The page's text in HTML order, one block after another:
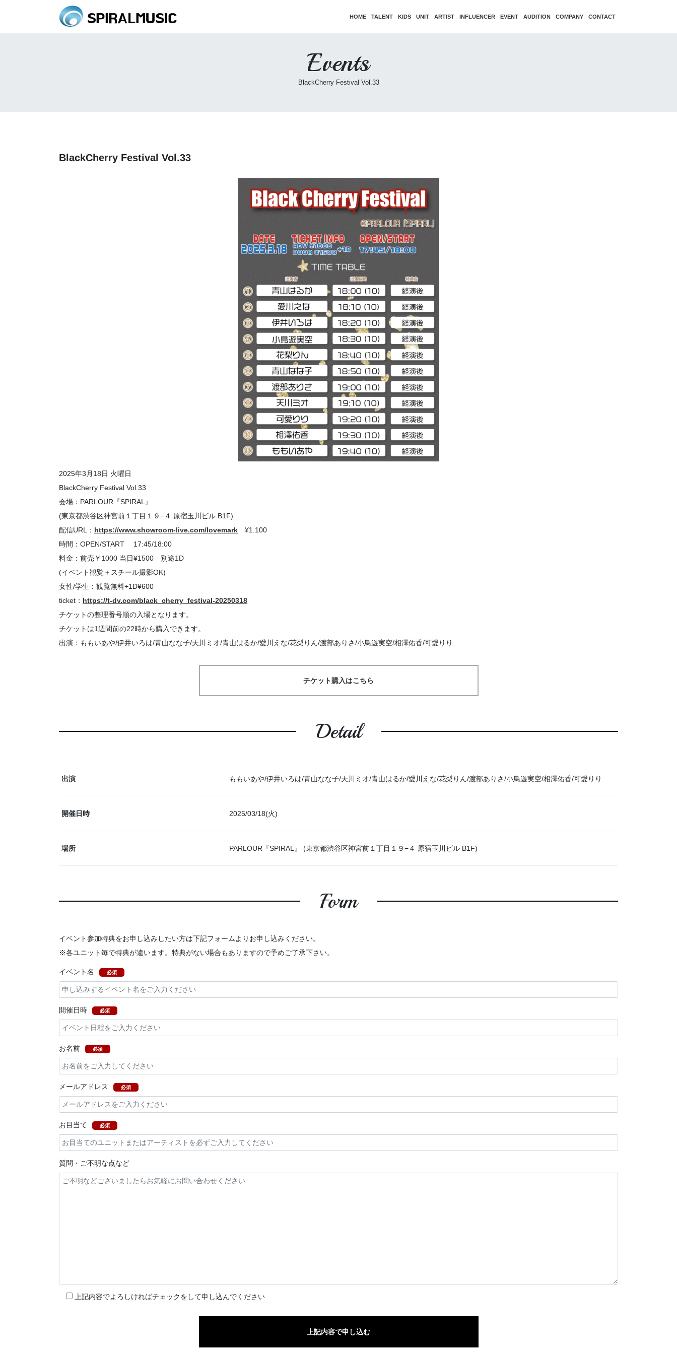
HOME TALENT KIDS UNIT ARTIST INFLUENCER EVENT AUDITION COMPANY CONTACT
Events
BlackCherry Festival Vol.33
BlackCherry Festival Vol.33
2025年3月18日 火曜日
BlackCherry Festival Vol.33
会場：PARLOUR『SPIRAL』
(東京都渋谷区神宮前１丁目１９−４ 原宿玉川ビル B1F)
配信URL： https://www.showroom-live.com/lovemark ¥1.100
時間：OPEN/START 17:45/18:00
料金：前売￥1000 当日¥1500 別途1D
(イベント観覧＋スチール撮影OK)
女性/学生：観覧無料+1D¥600
ticket： https://t-dv.com/black_cherry_festival-20250318
チケットの整理番号順の入場となります。
チケットは1週間前の22時から購入できます。
出演：ももいあや/伊井いろは/青山なな子/天川ミオ/青山はるか/愛川えな/花梨りん/渡部ありさ/小鳥遊実空/相澤佑香/可愛りり
チケット購入はこちら
Detail
出演 ももいあや/伊井いろは/青山なな子/天川ミオ/青山はるか/愛川えな/花梨りん/渡部ありさ/小鳥遊実空/相澤佑香/可愛りり
開催日時 2025/03/18(火)
場所 PARLOUR『SPIRAL』 (東京都渋谷区神宮前１丁目１９−４ 原宿玉川ビル B1F)
Form
イベント参加特典をお申し込みしたい方は下記フォームよりお申し込みください。
※各ユニット毎で特典が違います。特典がない場合もありますので予めご了承下さい。
イベント名 必須
開催日時 必須
お名前 必須
メールアドレス 必須
お目当て 必須
質問・ご不明な点など
上記内容でよろしければチェックをして申し込んでください